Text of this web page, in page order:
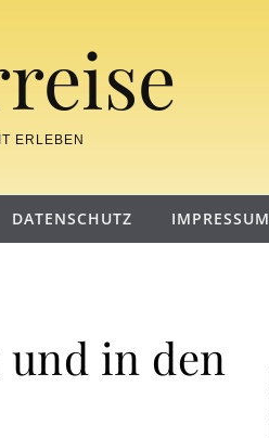
ERLEBEN
DATENSCHUTZ IMPRESSUM
und in den